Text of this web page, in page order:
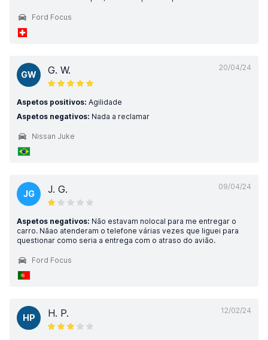
Ford Focus
20/04/24
GW G. W.
Aspetos positivos: Agilidade
Aspetos negativos: Nada a reclamar
Nissan Juke
09/04/24
JG J. G.
Aspetos negativos: Não estavam nolocal para me entregar o
carro. Nãao atenderam o telefone várias vezes que liguei para
questionar como seria a entrega com o atraso do avião.
Ford Focus
12/02/24
HP H. P.